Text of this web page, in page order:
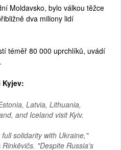
Moldavsko, bylo válkou těžce
dva miliony lidí
téměř 80 000 uprchlíků, uvádí
Latvia, Lithuania,
and Iceland visit Kyiv.
solidarity with Ukraine,"
"Despite Russia's